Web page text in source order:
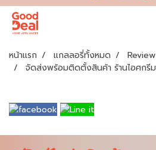
หน้าแรก แกลลอรี่ทั้งหมด
Review
จัดส่งพร้อมติดตั้งสินค้า ร้านไอศกรีม